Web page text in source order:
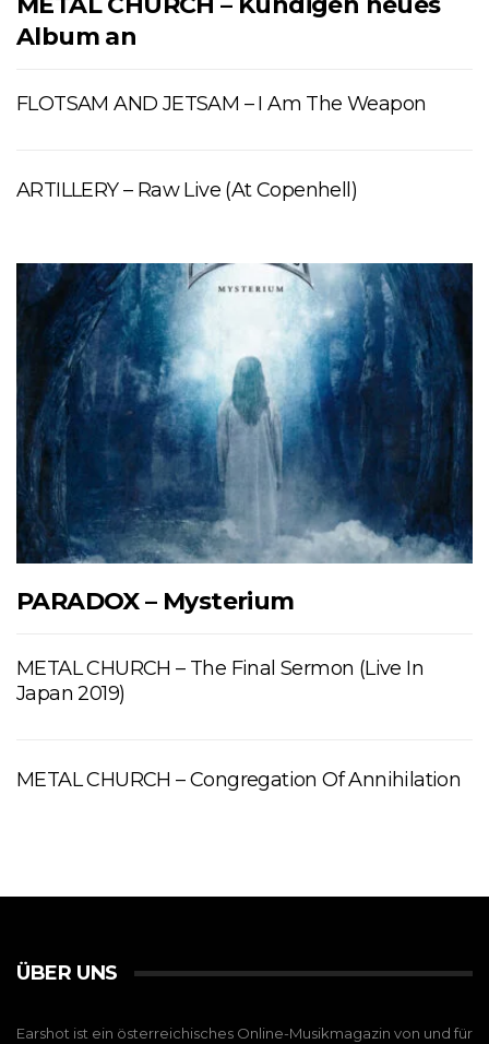
Album an
FLOTSAM AND JETSAM – I Am The Weapon
ARTILLERY – Raw Live (At Copenhell)
PARADOX – Mysterium
METAL CHURCH – The Final Sermon (Live In
Japan 2019)
METAL CHURCH – Congregation Of Annihilation
ÜBER UNS
Earshot ist ein österreichisches Online-Musikmagazin von und für